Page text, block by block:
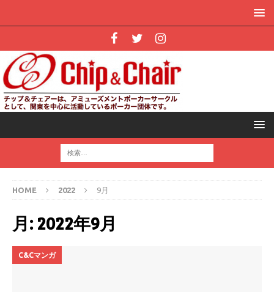
HOME 2022 9月
月:2022年9月
C&Cマンガ